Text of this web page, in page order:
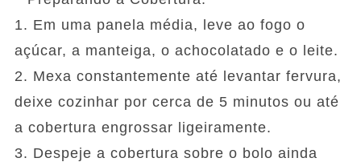
1. Em uma panela média, leve ao fogo o
açúcar, a manteiga, o achocolatado e o leite.
2. Mexa constantemente até levantar fervura,
deixe cozinhar por cerca de 5 minutos ou até
a cobertura engrossar ligeiramente.
3. Despeje a cobertura sobre o bolo ainda